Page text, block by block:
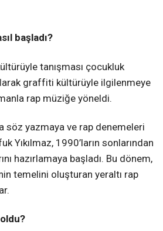
başladı?
tanışması çocukluk
graffiti kültürüyle ilgilenmeye
rap müziğe yöneldi.
söz yazmaya ve rap denemeleri
Yıkılmaz, 1990’ların sonlarından
hazırlamaya başladı. Bu dönem,
temelini oluşturan yeraltı rap